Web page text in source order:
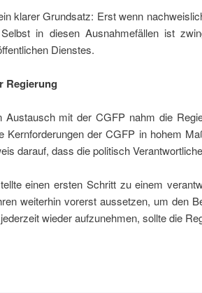
klarer Grundsatz: Erst wenn
in diesen Ausnahmefällen ist
Dienstes.
Regierung
Austausch mit der CGFP nahm die
Kernforderungen der CGFP in hohem
darauf, dass die politisch
einen ersten Schritt zu einem
weiterhin vorerst aussetzen, um den
wieder aufzunehmen, sollte die